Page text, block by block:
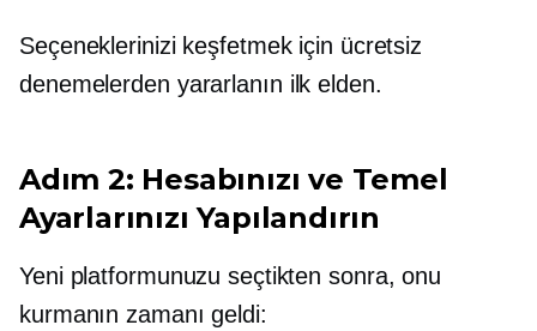
Seçeneklerinizi keşfetmek için ücretsiz
denemelerden yararlanın ilk elden.
Adım 2: Hesabınızı ve Temel
Ayarlarınızı Yapılandırın
Yeni platformunuzu seçtikten sonra, onu
kurmanın zamanı geldi: